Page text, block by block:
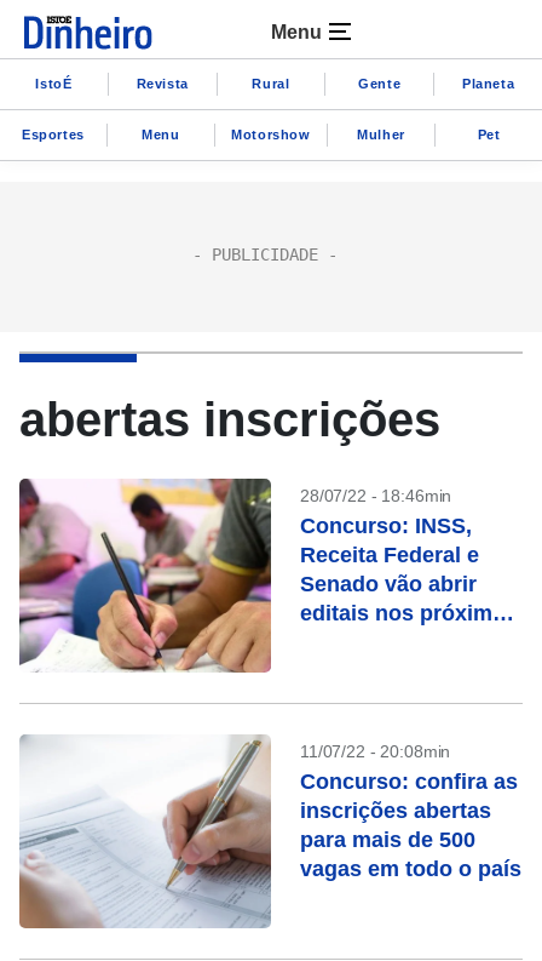
Menu
IstoÉ Revista Rural Gente Planeta
Esportes Menu Motorshow Mulher Pet
abertas inscrições
28/07/22 - 18:46min
Concurso: INSS,
Receita Federal e
Senado vão abrir
editais nos próximos
11/07/22 - 20:08min
Concurso: confira as
inscrições abertas
para mais de 500
vagas em todo o país